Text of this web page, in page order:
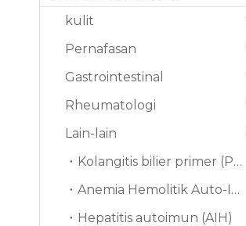
kulit
Pernafasan
Gastrointestinal
Rheumatologi
Lain-lain
Kolangitis bilier primer (PBC)
Anemia Hemolitik Auto-Imun（AIHA）
Hepatitis autoimun (AIH)